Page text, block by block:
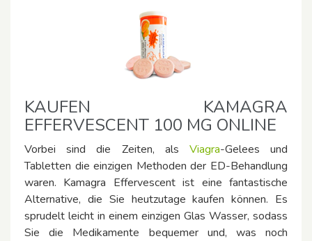
KAUFEN KAMAGRA
EFFERVESCENT 100 MG ONLINE
Vorbei sind die Zeiten, als Viagra-Gelees und
Tabletten die einzigen Methoden der ED-Behandlung
waren. Kamagra Effervescent ist eine fantastische
Alternative, die Sie heutzutage kaufen können. Es
sprudelt leicht in einem einzigen Glas Wasser, sodass
Sie die Medikamente bequemer und, was noch